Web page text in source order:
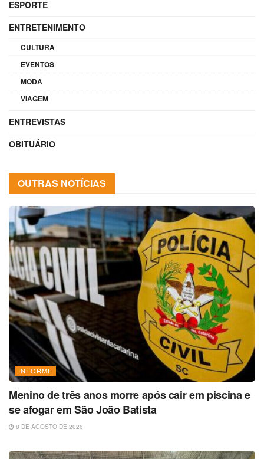
ESPORTE
ENTRETENIMENTO
CULTURA
EVENTOS
MODA
VIAGEM
ENTREVISTAS
OBITUÁRIO
OUTRAS NOTÍCIAS
INFORME
Menino de três anos morre após cair em piscina e
se afogar em São João Batista
8 DE AGOSTO DE 2026